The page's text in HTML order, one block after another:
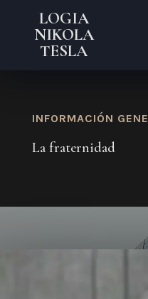
LOGIA
NIKOLA
TESLA
INFORMACIÓN
La fraternidad